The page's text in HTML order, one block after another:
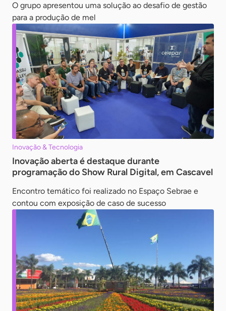
O grupo apresentou uma solução ao desafio de gestão
para a produção de mel
Inovação & Tecnologia
Inovação aberta é destaque durante
programação do Show Rural Digital, em Cascavel
Encontro temático foi realizado no Espaço Sebrae e
contou com exposição de caso de sucesso